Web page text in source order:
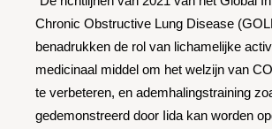
Chronic Obstructive Lung Disease
benadrukken de rol van lichamelijke
medicinaal middel om het welzijn van
te verbeteren, en ademhalingstraining
gedemonstreerd door Iida kan worden